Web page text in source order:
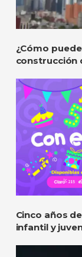
¿Cómo
construcción
Cinco años
infantil y